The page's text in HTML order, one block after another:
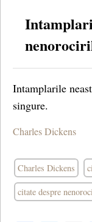
Intamplarile
singure.
Charles Dickens
Charles Dickens
citate despre